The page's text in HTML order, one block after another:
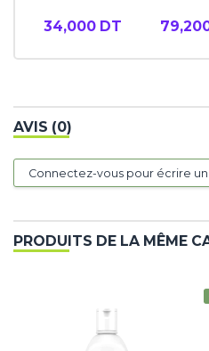
34,000 DT
AVIS (0)
Connectez-vous pour écrire un
PRODUITS DE LA MÊME